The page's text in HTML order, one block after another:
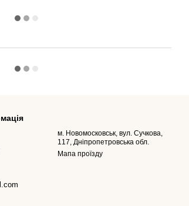
м. Новомосковськ, вул. Сучкова,
117, Дніпропетровська обл.
Мапа проїзду